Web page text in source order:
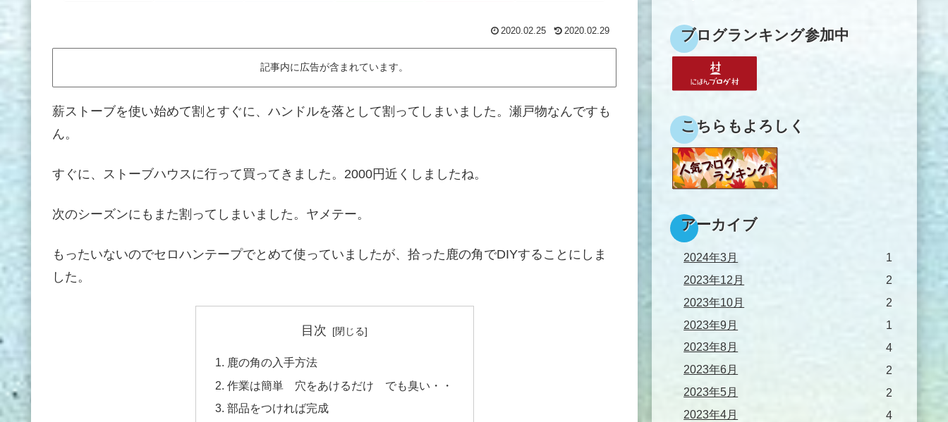
2020.02.25 2020.02.29
記事内に広告が含まれています。
薪ストーブを使い始めて割とすぐに、ハンドルを落として割ってしまいました。瀬戸物なんですも
ん。
すぐに、ストーブハウスに行って買ってきました。2000円近くしましたね。
次のシーズンにもまた割ってしまいました。ヤメテー。
もったいないのでセロハンテープでとめて使っていましたが、拾った鹿の角でDIYすることにしま
した。
目次
鹿の角の入手方法
作業は簡単 穴をあけるだけ でも臭い・・
部品をつければ完成
ブログランキング参加中
こちらもよろしく
アーカイブ
2024年3月
1
2023年12月
2
2023年10月
2
2023年9月
1
2023年8月
4
2023年6月
2
2023年5月
2
2023年4月
4